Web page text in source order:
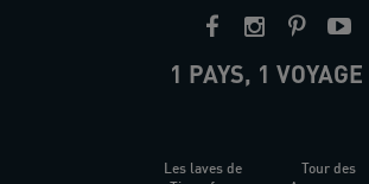
1 PAYS, 1 VOYAGE
Les laves de
Tour des